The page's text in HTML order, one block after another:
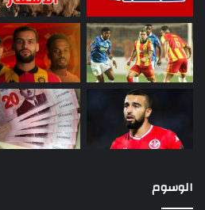
الوسوم